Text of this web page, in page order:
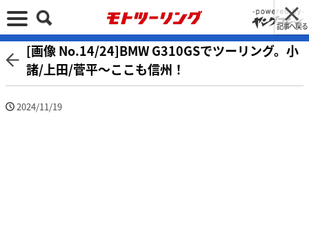
記事へ戻る
[画像 No.14/24]BMW G310GSでツーリング。小
諸/上田/菅平〜ここも信州！
2024/11/19